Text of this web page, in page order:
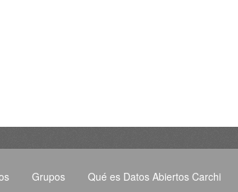
Grupos Qué es Datos Abiertos Carchi